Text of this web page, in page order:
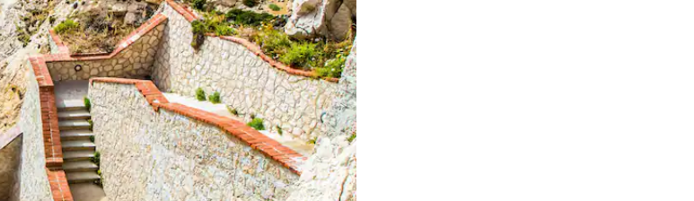
para cima e para baixo do teclado ou tocando e deslizando o dedo na tela.